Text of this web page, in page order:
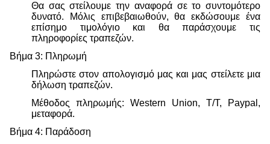
Θα σας στείλουμε την αναφορά σε το συντομότερο
δυνατό. Μόλις επιβεβαιωθούν, θα εκδώσουμε ένα
επίσημο τιμολόγιο και θα παράσχουμε τις
πληροφορίες τραπεζών.
Βήμα 3: Πληρωμή
Πληρώστε στον απολογισμό μας και μας στείλετε μια
δήλωση τραπεζών.
Μέθοδος πληρωμής: Western Union, T/T, Paypal,
μεταφορά.
Βήμα 4: Παράδοση